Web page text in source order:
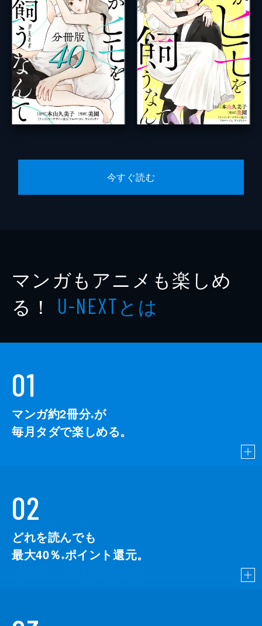
今すぐ読む
マンガもアニメも楽しめ
る！ U-NEXTとは
01
マンガ約2冊分※が
毎月タダで楽しめる。
02
どれを読んでも
最大40％ ※ポイント還元。